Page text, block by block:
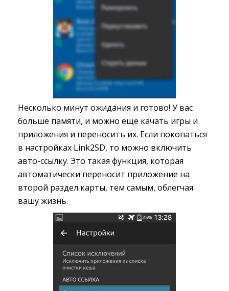
Несколько минут ожидания и готово! У вас
больше памяти, и можно еще качать игры и
приложения и переносить их. Если покопаться
в настройках Link2SD, то можно включить
авто-ссылку. Это такая функция, которая
автоматически переносит приложение на
второй раздел карты, тем самым, облегчая
вашу жизнь.